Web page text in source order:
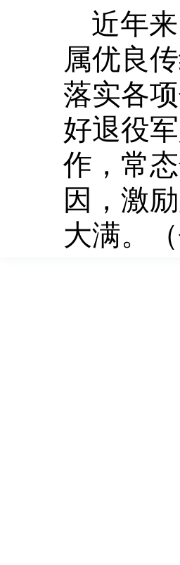
近年
属优良
落实各
好退役
作，常
因，激
大满。